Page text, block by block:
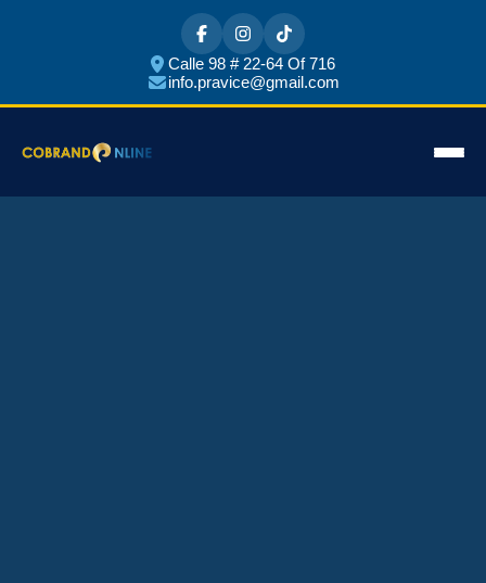
Calle 98 # 22-64 Of 716
info.pravice@gmail.com